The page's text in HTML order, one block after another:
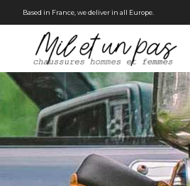
Based in France, we deliver in all Europe.